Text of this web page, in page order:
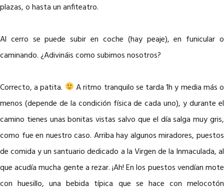
plazas, o hasta un anfiteatro.
Al cerro se puede subir en coche (hay peaje), en funicular o
caminando. ¿Adivináis como subimos nosotros?
Correcto, a patita.
A ritmo tranquilo se tarda 1h y media más o
menos (depende de la condición física de cada uno), y durante el
camino tienes unas bonitas vistas salvo que el día salga muy gris,
como fue en nuestro caso. Arriba hay algunos miradores, puestos
de comida y un santuario dedicado a la Virgen de la Inmaculada, al
que acudía mucha gente a rezar. ¡Ah! En los puestos vendían mote
con huesillo, una bebida típica que se hace con melocotón